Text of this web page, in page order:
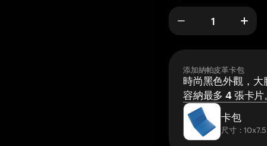
添加納帕皮革卡包
時尚黑色外觀，大
容納最多 4 張卡片
卡包
尺寸：